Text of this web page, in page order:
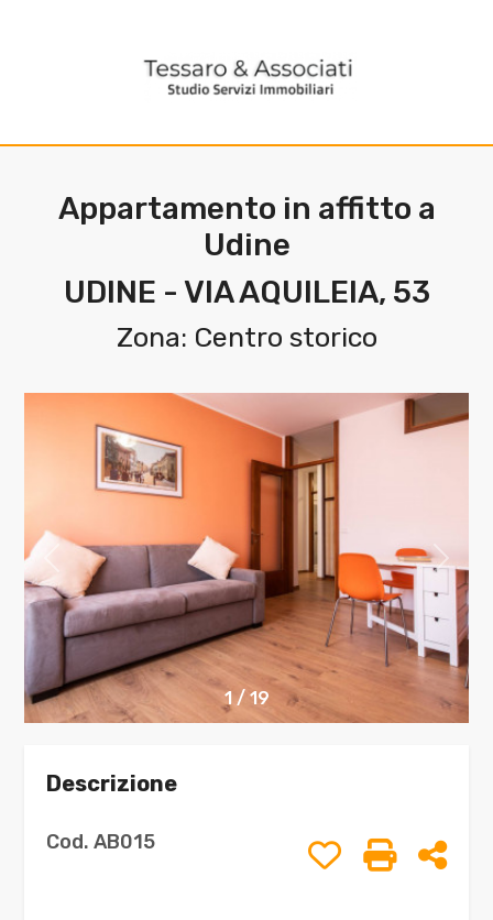
Appartamento in affitto a
Udine
UDINE - VIA AQUILEIA, 53
Zona: Centro storico
1 / 19
Descrizione
Cod. AB015 Stampa:
Preferiti: Cod.
SERVIZI
Qualsiasi
Affitto
dove
cercare
Provincia
Comune